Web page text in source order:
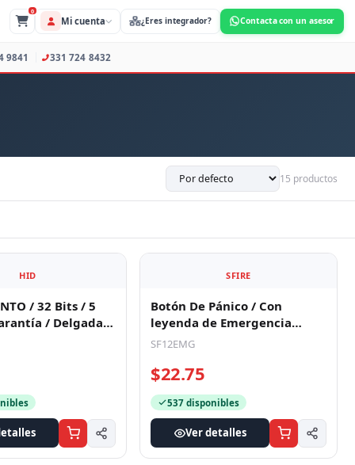
0
Mi cuenta
Profesionales 373 734 9841 331 724 8432
15 productos
HID
/ 32 Bits / 5
/ Delgada
SFIRE
Botón De Pánico / Con
leyenda de Emergencia
/Aplicaciones para Paneles
SF12EMG
$22.75
537 disponibles
Ver detalles